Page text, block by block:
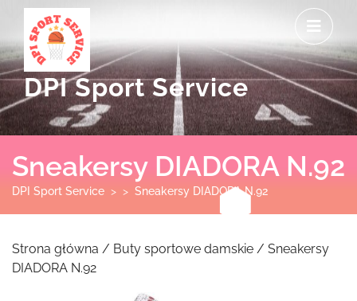
content
DPI Sport Service
Sneakersy DIADORA N.92
DPI Sport Service > > Sneakersy DIADORA N.92
Strona główna / Buty sportowe damskie / Sneakersy
DIADORA N.92